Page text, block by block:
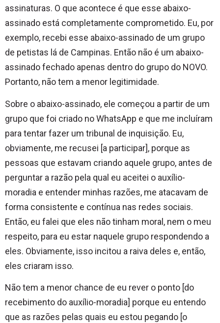
assinaturas. O que acontece é que esse abaixo-
assinado está completamente comprometido. Eu, por
exemplo, recebi esse abaixo-assinado de um grupo
de petistas lá de Campinas. Então não é um abaixo-
assinado fechado apenas dentro do grupo do NOVO.
Portanto, não tem a menor legitimidade.
Sobre o abaixo-assinado, ele começou a partir de um
grupo que foi criado no WhatsApp e que me incluíram
para tentar fazer um tribunal de inquisição. Eu,
obviamente, me recusei [a participar], porque as
pessoas que estavam criando aquele grupo, antes de
perguntar a razão pela qual eu aceitei o auxílio-
moradia e entender minhas razões, me atacavam de
forma consistente e contínua nas redes sociais.
Então, eu falei que eles não tinham moral, nem o meu
respeito, para eu estar naquele grupo respondendo a
eles. Obviamente, isso incitou a raiva deles e, então,
eles criaram isso.
Não tem a menor chance de eu rever o ponto [do
recebimento do auxílio-moradia] porque eu entendo
que as razões pelas quais eu estou pegando [o